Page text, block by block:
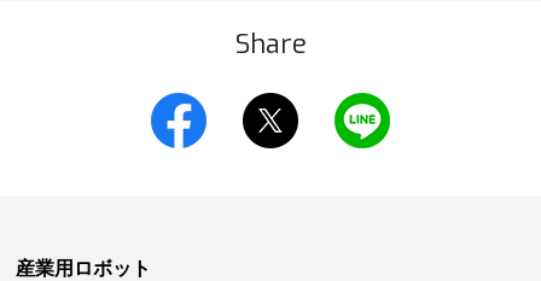
Share
産業用ロボット